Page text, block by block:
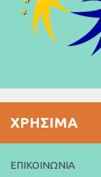
ΧΡΉΣΙΜΑ
ΕΠΙΚΟΙΝΩΝΊΑ